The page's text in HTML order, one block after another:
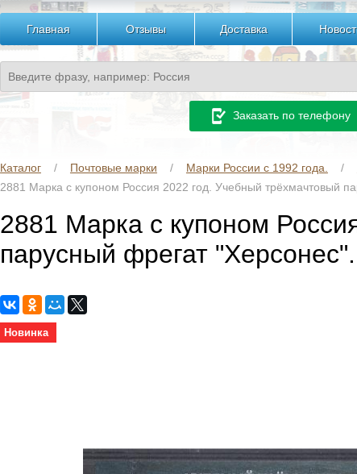
Главная Отзывы Доставка
Заказать по телефону
Каталог Почтовые марки Марки России с 1992 года.
2881 Марка с купоном Россия 2022 год. Учебный трёхмачтовый
2881 Марка с купоном
парусный фрегат
Новинка